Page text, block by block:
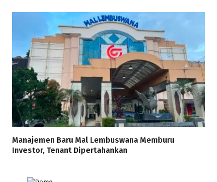
Manajemen Baru Mal Lembuswana Memburu
Investor, Tenant Dipertahankan